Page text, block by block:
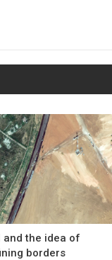
and the idea of
borders